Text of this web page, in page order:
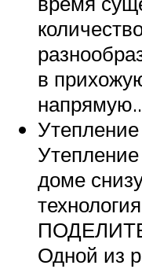
в
доме
Одной из